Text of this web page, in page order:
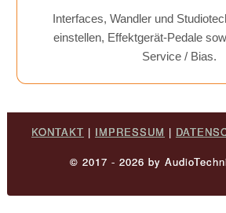
Interfaces, Wandler und
einstellen, Effektgerät-Pedale
Service / Bias.
KONTAKT | IMPRESSUM |
© 2017 - 2026 by